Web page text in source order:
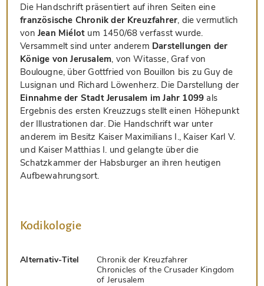
Die Handschrift präsentiert auf ihren Seiten eine
französische Chronik der Kreuzfahrer, die vermutlich
vonJean Miélot um 1450/68 verfasst wurde.
Versammelt sind unter anderem Darstellungen der
Könige von Jerusalem, von Witasse, Graf von
Boulougne, über Gottfried von Bouillon bis zu Guy de
Lusignan und Richard Löwenherz. Die Darstellung der
Einnahme der Stadt Jerusalem im Jahr 1099 als
Ergebnis des ersten Kreuzzugs stellt einen Höhepunkt
der Illustrationen dar. Die Handschrift war unter
anderem im Besitz Kaiser Maximilians I., Kaiser Karl V.
und Kaiser Matthias I. und gelangte über die
Schatzkammer der Habsburger an ihren heutigen
Aufbewahrungsort.
Kodikologie
Alternativ-Titel
Chronik der Kreuzfahrer
Chronicles of the Crusader Kingdom
of Jerusalem